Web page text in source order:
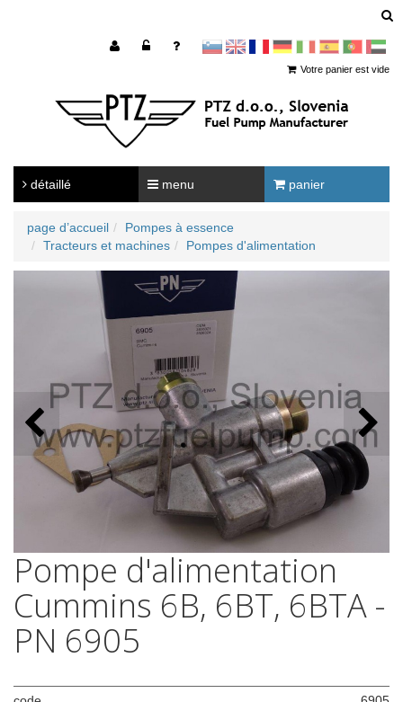
sl en francoščina
Nemščina
Italijanščina
Španščina
PortugalArabščina
Votre panier est vide
détaillé menu panier
page d’accueil
Pompes à essence
Tracteurs et machines
Pompes d'alimentation
Pompe d'alimentation
Cummins 6B, 6BT, 6BTA -
PN 6905